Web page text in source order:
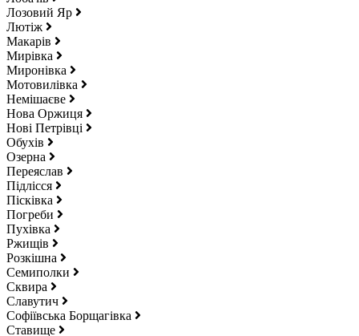
Лозовий Яр
Лютіж
Макарів
Мирівка
Миронівка
Мотовилівка
Немішаєве
Нова Оржиця
Нові Петрівці
Обухів
Озерна
Переяслав
Підлісся
Пісківка
Погреби
Пухівка
Ржищів
Розкішна
Семиполки
Сквира
Славутич
Софіївська Борщагівка
Ставище